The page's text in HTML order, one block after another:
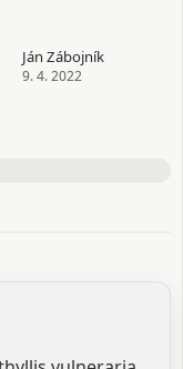
Ján Zábojník
9. 4. 2022